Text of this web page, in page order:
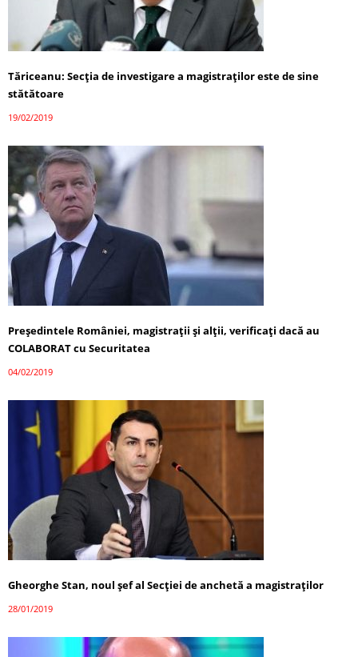
Tăriceanu: Secţia de investigare a magistraţilor este de sine
stătătoare
19/02/2019
Preşedintele României, magistraţii şi alţii, verificaţi dacă au
COLABORAT cu Securitatea
04/02/2019
Gheorghe Stan, noul şef al Secţiei de anchetă a magistraţilor
28/01/2019